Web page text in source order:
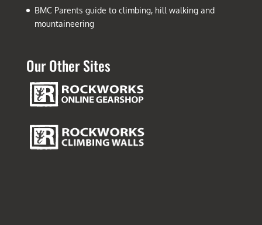
BMC Parents guide to climbing, hill walking and
mountaineering
Our Other Sites